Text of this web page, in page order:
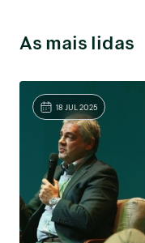
As mais lidas
18 JUL 2025